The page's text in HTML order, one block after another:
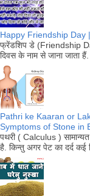
Happy Friendship Day |
फ्रेंडशिप डे (Friendship
दिवस के नाम से जाना जाता
Pathri ke Kaaran or
Symptoms of Stone in
पथरी ( Calculus )
है. किन्तु अगर पेट का दर्द कई